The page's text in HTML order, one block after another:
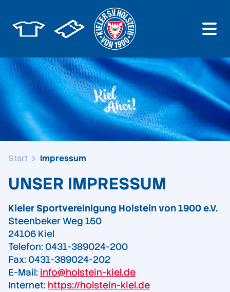
Start Impressum
UNSER IMPRESSUM
Kieler Sportvereinigung Holstein von 1900 e.V.
Steenbeker Weg 150
24106 Kiel
Telefon: 0431-389024-200
Fax: 0431-389024-202
E-Mail: info@holstein-kiel.de
Internet: https://holstein-kiel.de